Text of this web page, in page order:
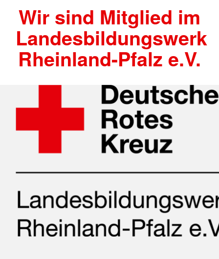
Wir sind Mitglied im
Landesbildungswerk
Rheinland-Pfalz e.V.